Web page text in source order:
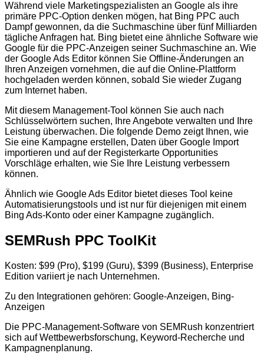
Während viele Marketingspezialisten an Google als ihre
primäre PPC-Option denken mögen, hat Bing PPC auch
Dampf gewonnen, da die Suchmaschine über fünf Milliarden
tägliche Anfragen hat. Bing bietet eine ähnliche Software wie
Google für die PPC-Anzeigen seiner Suchmaschine an. Wie
der Google Ads Editor können Sie Offline-Änderungen an
Ihren Anzeigen vornehmen, die auf die Online-Plattform
hochgeladen werden können, sobald Sie wieder Zugang
zum Internet haben.
Mit diesem Management-Tool können Sie auch nach
Schlüsselwörtern suchen, Ihre Angebote verwalten und Ihre
Leistung überwachen. Die folgende Demo zeigt Ihnen, wie
Sie eine Kampagne erstellen, Daten über Google Import
importieren und auf der Registerkarte Opportunities
Vorschläge erhalten, wie Sie Ihre Leistung verbessern
können.
Ähnlich wie Google Ads Editor bietet dieses Tool keine
Automatisierungstools und ist nur für diejenigen mit einem
Bing Ads-Konto oder einer Kampagne zugänglich.
SEMRush PPC ToolKit
Kosten: $99 (Pro), $199 (Guru), $399 (Business), Enterprise
Edition variiert je nach Unternehmen.
Zu den Integrationen gehören: Google-Anzeigen, Bing-
Anzeigen
Die PPC-Management-Software von SEMRush konzentriert
sich auf Wettbewerbsforschung, Keyword-Recherche und
Kampagnenplanung.